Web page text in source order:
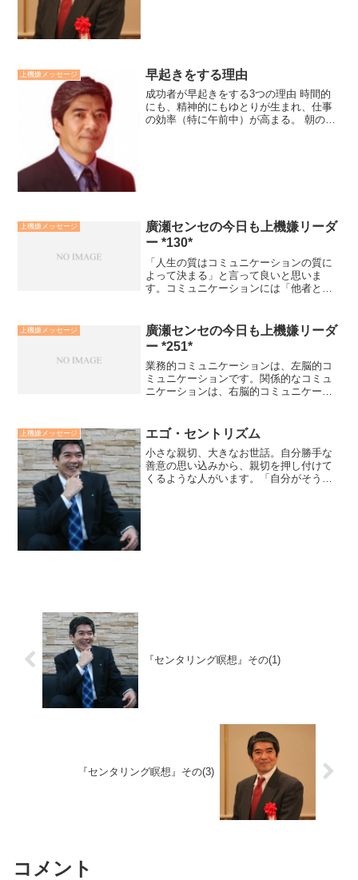
上機嫌メッセージ 早起きをする理由
成功者が早起きをする3つの理由 時間的
にも、精神的にもゆとりが生まれ、仕事
の効率（特に午前中）が高まる。 朝の清
上機嫌メッセージ
廣瀬センセの今日も上機嫌リーダ
ー *130*
「人生の質はコミュニケーションの質に
よって決まる」と言って良いと思いま
す。コミュニケーションには「他者とす
コミュニケーションは「受信する」こと
と「発信する」ことの繰り返...
上機嫌メッセージ
廣瀬センセの今日も上機嫌リーダ
ー *251*
業務的コミュニケーションは、左脳的コ
ミュニケーションです。関係的なコミュ
ニケーションは、右脳的コミュニケーシ
事です。右脳は非言語、感覚を情報処理
し、ラポールと共感が伝わ...
上機嫌メッセージ エゴ・セントリズム
小さな親切、大きなお世話。自分勝手な
善意の思い込みから、親切を押し付けて
くるような人がいます。「自分がそうだ
『センタリング瞑想』その(1)
『センタリング瞑想』その(3)
コメント